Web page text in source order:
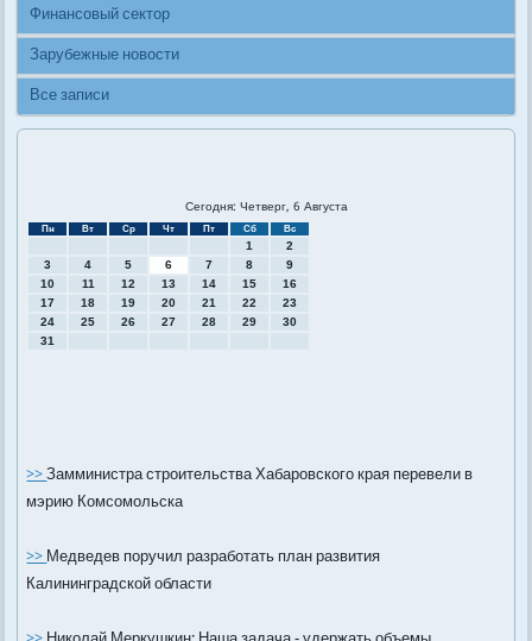
Финансовый сектор
Зарубежные новости
Все записи
Сегодня: Четверг, 6 Августа
Пн Вт Ср Чт Пт Сб Вс
1
2
3
4 5 6 7 8
9
10
11 12 13 14 15
16
17
18 19 20 21 22
23
24
25 26 27 28 29
30
31
>>Замминистра строительства Хабаровского края перевели в
мэрию Комсомольска
>>Медведев поручил разработать план развития
Калининградской области